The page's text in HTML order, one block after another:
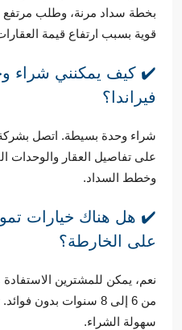
بخطة سداد مرنة، وطلب مرتفع
قوية بسبب ارتفاع قيمة
✔️ كيف يمكنني شراء
فيراندا؟
شراء وحدة بسيطة. اتصل بشركة
على تفاصيل العقار والوحدات
وخطط السداد.
✔️ هل هناك خيارات
على الخارطة؟
نعم، يمكن للمشترين
من 6 إلى 8 سنوات بدون
سهولة الشراء.